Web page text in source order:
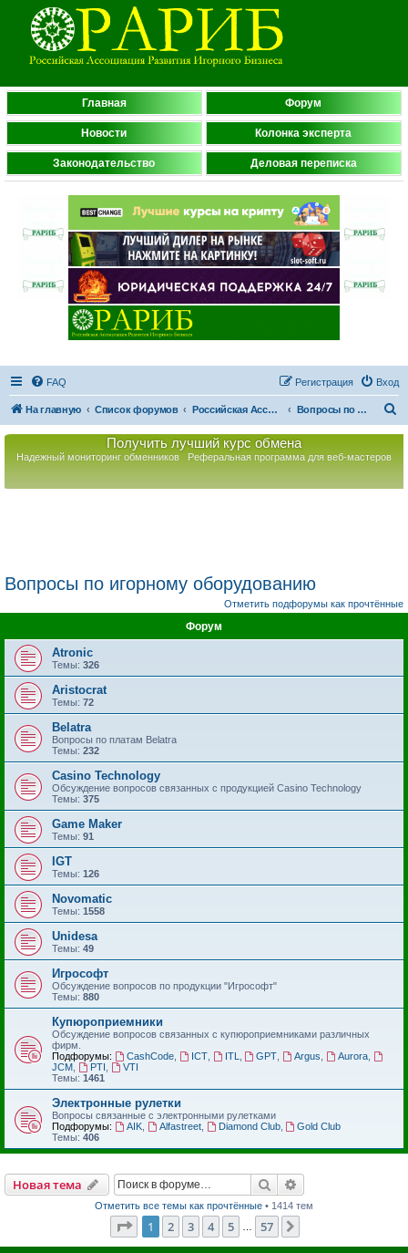
Главная Форум
Новости Колонка эксперта
Законодательство Деловая переписка
FAQ Вход
Регистрация
На главную Список форумов Российская Ассоциация Развития Игорного Бизнеса Вопросы по игорному оборудованию
Получить лучший курс обмена
Надежный мониторинг обменников Реферальная программа для веб-мастеров
Вопросы по игорному оборудованию
Отметить подфорумы как прочтённые
Форум
Atronic
Темы: 326
Aristocrat
Темы: 72
Belatra
Вопросы по платам Belatra
Темы: 232
Casino Technology
Обсуждение вопросов связанных с продукцией Casino Technology
Темы: 375
Game Maker
Темы: 91
IGT
Темы: 126
Novomatic
Темы: 1558
Unidesa
Темы: 49
Игрософт
Обсуждение вопросов по продукции "Игрософт"
Темы: 880
Купюроприемники
Обсуждение вопросов связанных с купюроприемниками различных
фирм.
Подфорумы:
CashCode, ICT, ITL GPT Argus Aurora
JCM
PTI
VTI
Темы: 1461
Электронные рулетки
Вопросы связанные с электронными рулетками
Подфорумы:
AIK, Alfastreet, Diamond Club,
Gold Club
Темы: 406
Новая тема Поиск
Отметить все темы как прочтённые • 1414 тем
Страница из 57
1 2 3 4 5 57